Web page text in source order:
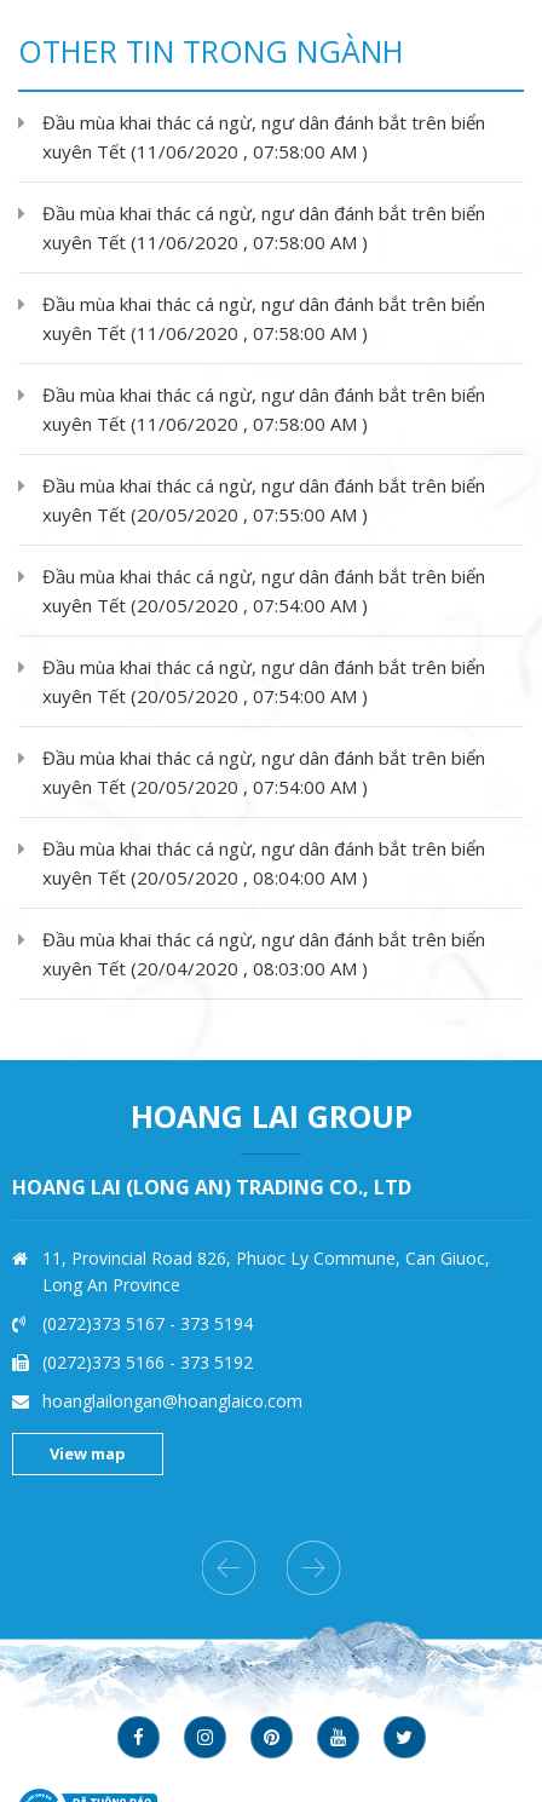
OTHER TIN TRONG NGÀNH
Đầu mùa khai thác cá ngừ, ngư dân đánh bắt trên biển
xuyên Tết (11/06/2020 , 07:58:00 AM )
Đầu mùa khai thác cá ngừ, ngư dân đánh bắt trên biển
xuyên Tết (11/06/2020 , 07:58:00 AM )
Đầu mùa khai thác cá ngừ, ngư dân đánh bắt trên biển
xuyên Tết (11/06/2020 , 07:58:00 AM )
Đầu mùa khai thác cá ngừ, ngư dân đánh bắt trên biển
xuyên Tết (11/06/2020 , 07:58:00 AM )
Đầu mùa khai thác cá ngừ, ngư dân đánh bắt trên biển
xuyên Tết (20/05/2020 , 07:55:00 AM )
Đầu mùa khai thác cá ngừ, ngư dân đánh bắt trên biển
xuyên Tết (20/05/2020 , 07:54:00 AM )
Đầu mùa khai thác cá ngừ, ngư dân đánh bắt trên biển
xuyên Tết (20/05/2020 , 07:54:00 AM )
Đầu mùa khai thác cá ngừ, ngư dân đánh bắt trên biển
xuyên Tết (20/05/2020 , 07:54:00 AM )
Đầu mùa khai thác cá ngừ, ngư dân đánh bắt trên biển
xuyên Tết (20/05/2020 , 08:04:00 AM )
Đầu mùa khai thác cá ngừ, ngư dân đánh bắt trên biển
xuyên Tết (20/04/2020 , 08:03:00 AM )
HOANG LAI GROUP
HOANG LAI (LONG AN) TRADING CO., LTD
11, Provincial Road 826, Phuoc Ly Commune, Can Giuoc,
Long An Province
(0272)373 5167 - 373 5194
(0272)373 5166 - 373 5192
hoanglailongan@hoanglaico.com
View map